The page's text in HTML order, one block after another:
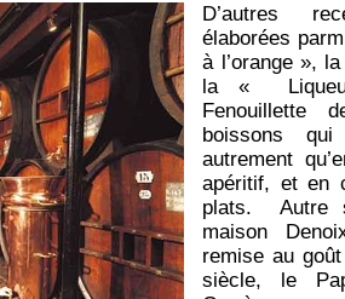
D’autres
élaborées
à l’orange »,
la «
boissons
autrement
apéritif, et en
plats. Autre
maison
remise au
siècle, le